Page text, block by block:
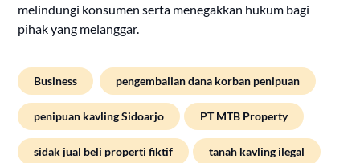
melindungi konsumen serta menegakkan hukum bagi
pihak yang melanggar.
Business pengembalian dana korban penipuan
penipuan kavling Sidoarjo PT MTB Property
sidak jual beli properti fiktif tanah kavling ilegal